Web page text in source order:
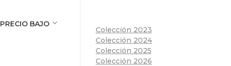
PRECIO BAJO
Colección 2023
Colección 2024
Colección 2025
Colección 2026